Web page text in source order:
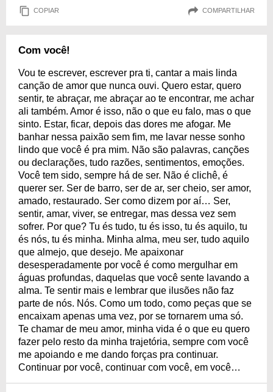
COPIAR COMPARTILHAR
Com você!
Vou te escrever, escrever pra ti, cantar a mais linda
canção de amor que nunca ouvi. Quero estar, quero
sentir, te abraçar, me abraçar ao te encontrar, me achar
ali também. Amor é isso, não o que eu falo, mas o que
sinto. Estar, ficar, depois das dores me afogar. Me
banhar nessa paixão sem fim, me lavar nesse sonho
lindo que você é pra mim. Não são palavras, canções
ou declarações, tudo razões, sentimentos, emoções.
Você tem sido, sempre há de ser. Não é clichê, é
querer ser. Ser de barro, ser de ar, ser cheio, ser amor,
amado, restaurado. Ser como dizem por aí… Ser,
sentir, amar, viver, se entregar, mas dessa vez sem
sofrer. Por que? Tu és tudo, tu és isso, tu és aquilo, tu
és nós, tu és minha. Minha alma, meu ser, tudo aquilo
que almejo, que desejo. Me apaixonar
desesperadamente por você é como mergulhar em
águas profundas, daquelas que você sente lavando a
alma. Te sentir mais e lembrar que ilusões não faz
parte de nós. Nós. Como um todo, como peças que se
encaixam apenas uma vez, por se tornarem uma só.
Te chamar de meu amor, minha vida é o que eu quero
fazer pelo resto da minha trajetória, sempre com você
me apoiando e me dando forças pra continuar.
Continuar por você, continuar com você, em você…